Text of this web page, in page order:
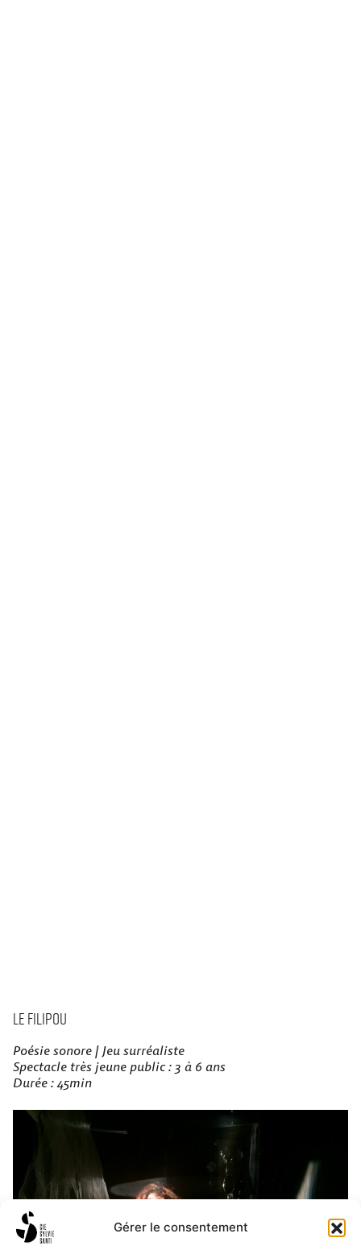
Gérer le consentement
Le Filipou
Poésie sonore | Jeu surréaliste
Spectacle très jeune public : 3 à 6 ans
Durée : 45min